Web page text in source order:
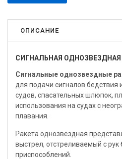
ОПИСАНИЕ
СИГНАЛЬНАЯ ОДНОЗВЕЗДНАЯ
Сигнальные однозвездные
для подачи сигналов бедствия
судов, спасательных шлюпок,
использования на судах с
плавания.
Ракета однозвездная
выстрел, отстреливаемый с
приспособлений.